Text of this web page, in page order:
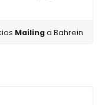
Mailinga Bahrein